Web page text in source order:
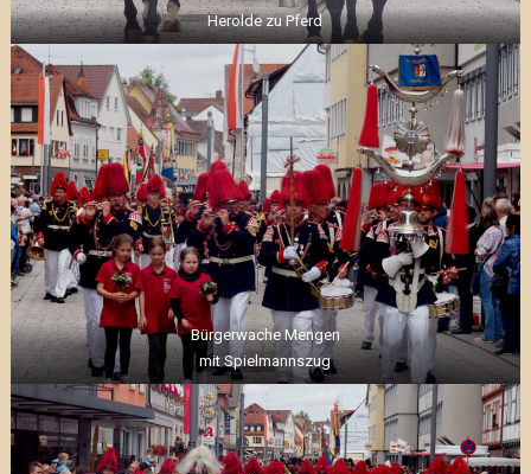
Herolde zu Pferd
Bürgerwache Mengen
mit Spielmannszug